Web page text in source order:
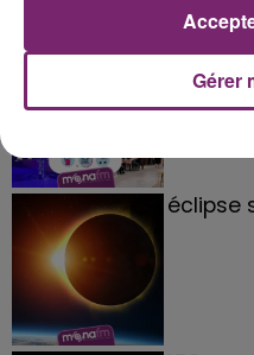
de
éclipse
Gérer